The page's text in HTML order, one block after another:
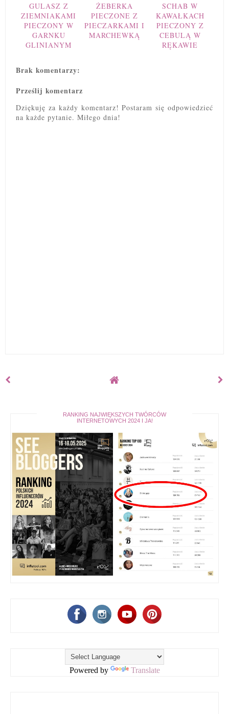
GULASZ Z
ZIEMNIAKAMI
PIECZONY W
GARNKU
GLINIANYM
ŻEBERKA
PIECZONE Z
PIECZARKAMI I
MARCHEWKĄ
SCHAB W
KAWAŁKACH
PIECZONY Z
CEBULĄ W
RĘKAWIE
Brak komentarzy:
Prześlij komentarz
Dziękuję za każdy komentarz! Postaram się odpowiedzieć
na każde pytanie. Miłego dnia!
RANKING NAJWIĘKSZYCH TWÓRCÓW
INTERNETOWYCH 2024 I JA!
Powered by Translate